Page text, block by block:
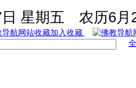
星期五 农历6月
加入收藏